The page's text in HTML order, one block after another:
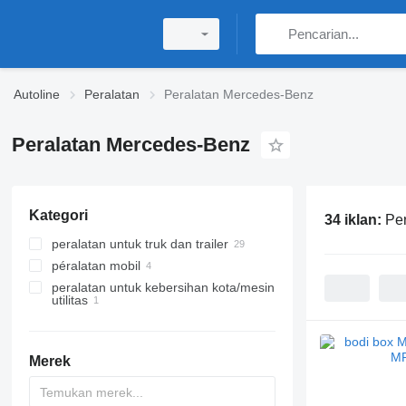
Autoline Peralatan Peralatan Mercedes-Benz
Peralatan Mercedes-Benz
Kategori
peralatan untuk truk dan trailer
bodi
bak jungkit
bodi tautliner
bodi flatbed
tail lift
unit pendingin
péralatan mobil
rak sepeda
pick-up kanopi
peralatan untuk kebersihan kota/mesin
utilitas
Merek
34 iklan: